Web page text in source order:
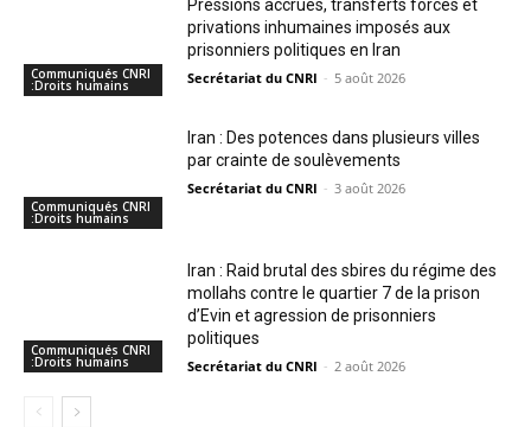
Communiqués CNRI
:Droits humains
Pressions accrues, transferts forcés et
privations inhumaines imposés aux
prisonniers politiques en Iran
Secrétariat du CNRI - 5 août 2026
Communiqués CNRI
:Droits humains
Iran : Des potences dans plusieurs villes
par crainte de soulèvements
Secrétariat du CNRI - 3 août 2026
Communiqués CNRI
:Droits humains
Iran : Raid brutal des sbires du régime des
mollahs contre le quartier 7 de la prison
d’Evin et agression de prisonniers
politiques
Secrétariat du CNRI - 2 août 2026